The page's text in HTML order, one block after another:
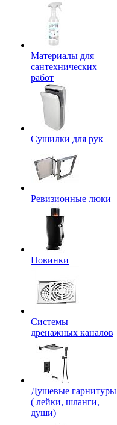
Материалы для
сантехнических
работ
Сушилки для рук
Ревизионные люки
Новинки
Системы
дренажных каналов
Душевые гарнитуры
( лейки, шланги,
души)